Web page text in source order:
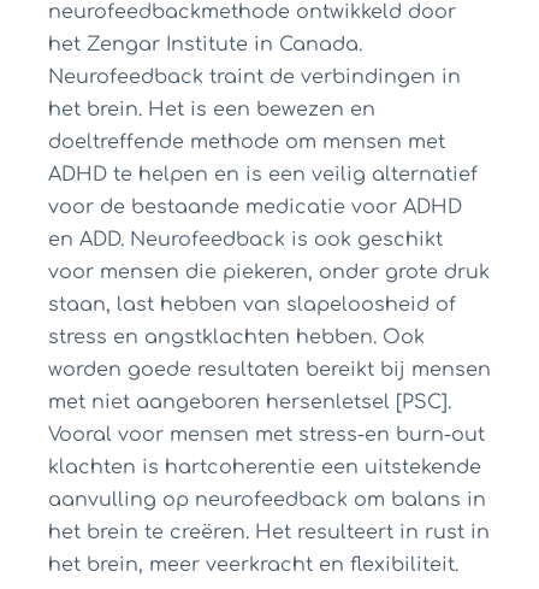
neurofeedbackmethode ontwikkeld door
het Zengar Institute in Canada.
Neurofeedback traint de verbindingen in
het brein. Het is een bewezen en
doeltreffende methode om mensen met
ADHD te helpen en is een veilig alternatief
voor de bestaande medicatie voor ADHD
en ADD. Neurofeedback is ook geschikt
voor mensen die piekeren, onder grote druk
staan, last hebben van slapeloosheid of
stress en angstklachten hebben. Ook
worden goede resultaten bereikt bij mensen
met niet aangeboren hersenletsel [PSC].
Vooral voor mensen met stress-en burn-out
klachten is hartcoherentie een uitstekende
aanvulling op neurofeedback om balans in
het brein te creëren. Het resulteert in rust in
het brein, meer veerkracht en flexibiliteit.